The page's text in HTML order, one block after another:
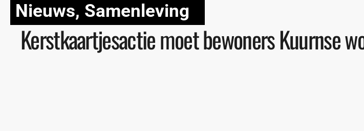
Nieuws, Samenleving
Kerstkaartjesactie moet bewoners Kuurnse